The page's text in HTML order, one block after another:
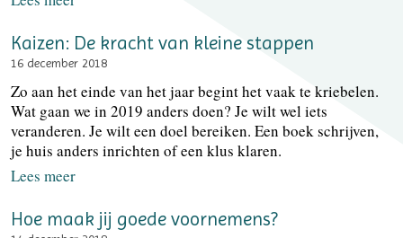
Kaizen: De kracht van kleine stappen
16 december 2018
Zo aan het einde van het jaar begint het vaak te kriebelen.
Wat gaan we in 2019 anders doen? Je wilt wel iets
veranderen. Je wilt een doel bereiken. Een boek schrijven,
je huis anders inrichten of een klus klaren.
Lees meer
Hoe maak jij goede voornemens?